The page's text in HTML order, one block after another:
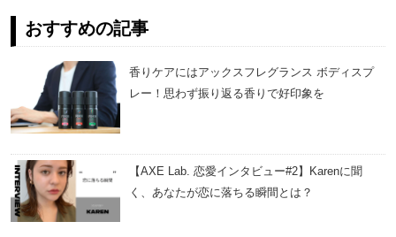
おすすめの記事
香りケアにはアックスフレグランス ボディスプ
レー！思わず振り返る香りで好印象を
【AXE Lab. 恋愛インタビュー#2】Karenに聞
く、あなたが恋に落ちる瞬間とは？